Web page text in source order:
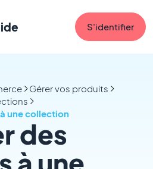
S'identifier
Gérer vos produits
une collection
des